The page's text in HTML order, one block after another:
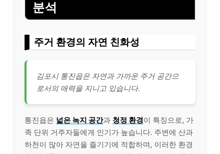
분석
주거 환경의 자연 친화성
김포시 통진읍은 자연과 가까운 주거 공간으
로서의 매력을 지니고 있습니다.
통진읍은 넓은 녹지 공간과 청정 환경이 특징으로, 가
족 단위 거주자들에게 인기가 높습니다. 주변에 산과
하천이 많아 자연을 즐기기에 적합하며, 이러한 환경